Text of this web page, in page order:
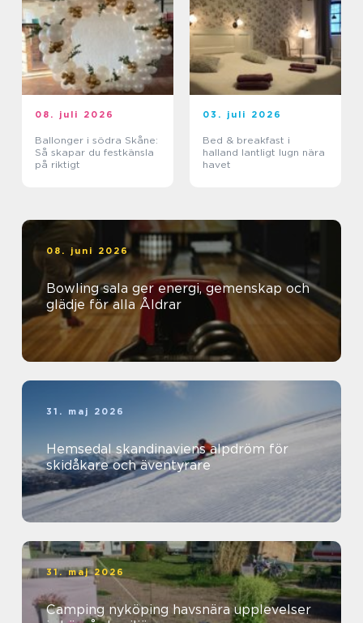
08. juli 2026
Ballonger i södra Skåne:
Så skapar du festkänsla
på riktigt
03. juli 2026
Bed & breakfast i
halland lantligt lugn nära
havet
08. juni 2026
Bowling sala ger energi, gemenskap och
glädje för alla Åldrar
31. maj 2026
Hemsedal skandinaviens alpdröm för
skidåkare och äventyrare
31. maj 2026
Camping nyköping havsnära upplevelser